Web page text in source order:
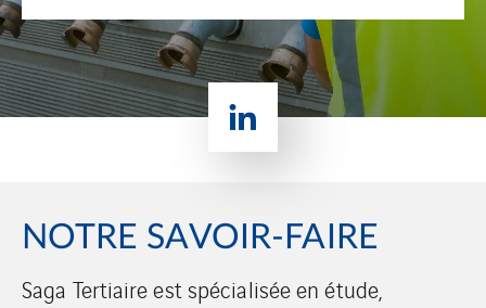
NOTRE SAVOIR-FAIRE
Saga Tertiaire est spécialisée en étude,